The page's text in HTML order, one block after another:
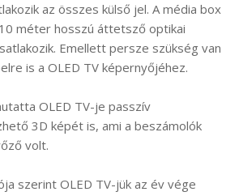
az összes külső jel. A média box
méter hosszú áttetsző optikai
Emellett persze szükség van
is a OLED TV képernyőjéhez.
OLED TV-je passzív
3D képét is, ami a beszámolók
volt.
szerint OLED TV-jük az év vége